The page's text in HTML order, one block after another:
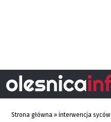
Strona główna »interwencja syców